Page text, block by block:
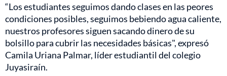
“Los estudiantes seguimos dando clases en las peores
condiciones posibles, seguimos bebiendo agua caliente,
nuestros profesores siguen sacando dinero de su
bolsillo para cubrir las necesidades básicas", expresó
Camila Uriana Palmar, líder estudiantil del colegio
Juyasiraín.